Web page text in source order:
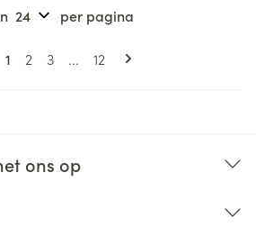
Pagina's
U lees momenteel pagina
1 Pagina
2 Pagina
3 ... Pagina
12
per pagina
ons op